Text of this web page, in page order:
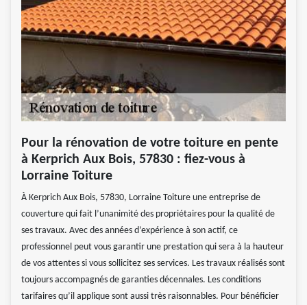
Pour la rénovation de votre toiture en pente
à Kerprich Aux Bois, 57830 : fiez-vous à
Lorraine Toiture
À Kerprich Aux Bois, 57830, Lorraine Toiture une entreprise de
couverture qui fait l’unanimité des propriétaires pour la qualité de
ses travaux. Avec des années d’expérience à son actif, ce
professionnel peut vous garantir une prestation qui sera à la hauteur
de vos attentes si vous sollicitez ses services. Les travaux réalisés sont
toujours accompagnés de garanties décennales. Les conditions
tarifaires qu’il applique sont aussi très raisonnables. Pour bénéficier